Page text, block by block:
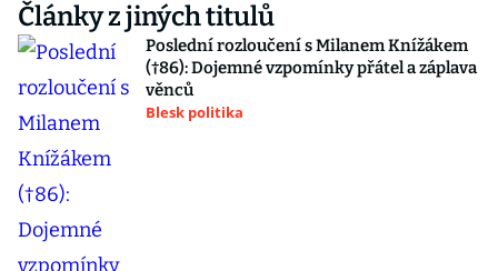
Články z jiných titulů
Poslední rozloučení s Milanem Knížákem
(†86): Dojemné vzpomínky přátel a záplava
věnců
Blesk politika